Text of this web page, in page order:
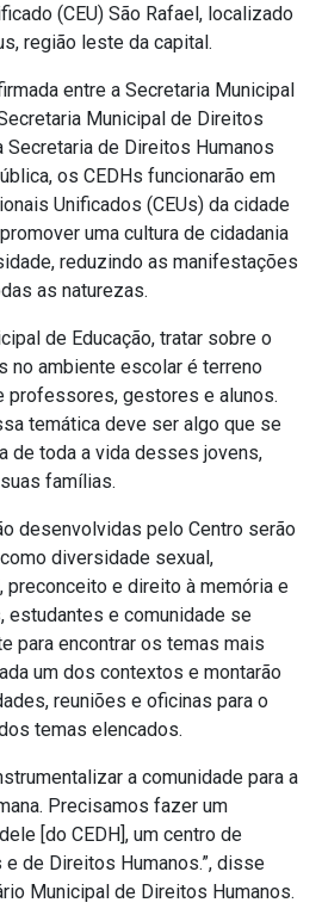
(CEU) São Rafael, localizado
região leste da capital.
entre a Secretaria Municipal
Municipal de Direitos
Secretaria de Direitos Humanos
os CEDHs funcionarão em
Unificados (CEUs) da cidade
uma cultura de cidadania
reduzindo as manifestações
as naturezas.
de Educação, tratar sobre o
no ambiente escolar é terreno
professores, gestores e alunos.
temática deve ser algo que se
de toda a vida desses jovens,
famílias.
desenvolvidas pelo Centro serão
diversidade sexual,
preconceito e direito à memória e
estudantes e comunidade se
para encontrar os temas mais
um dos contextos e montarão
reuniões e oficinas para o
temas elencados.
a comunidade para a
Precisamos fazer um
[do CEDH], um centro de
de Direitos Humanos.”, disse
Municipal de Direitos Humanos.